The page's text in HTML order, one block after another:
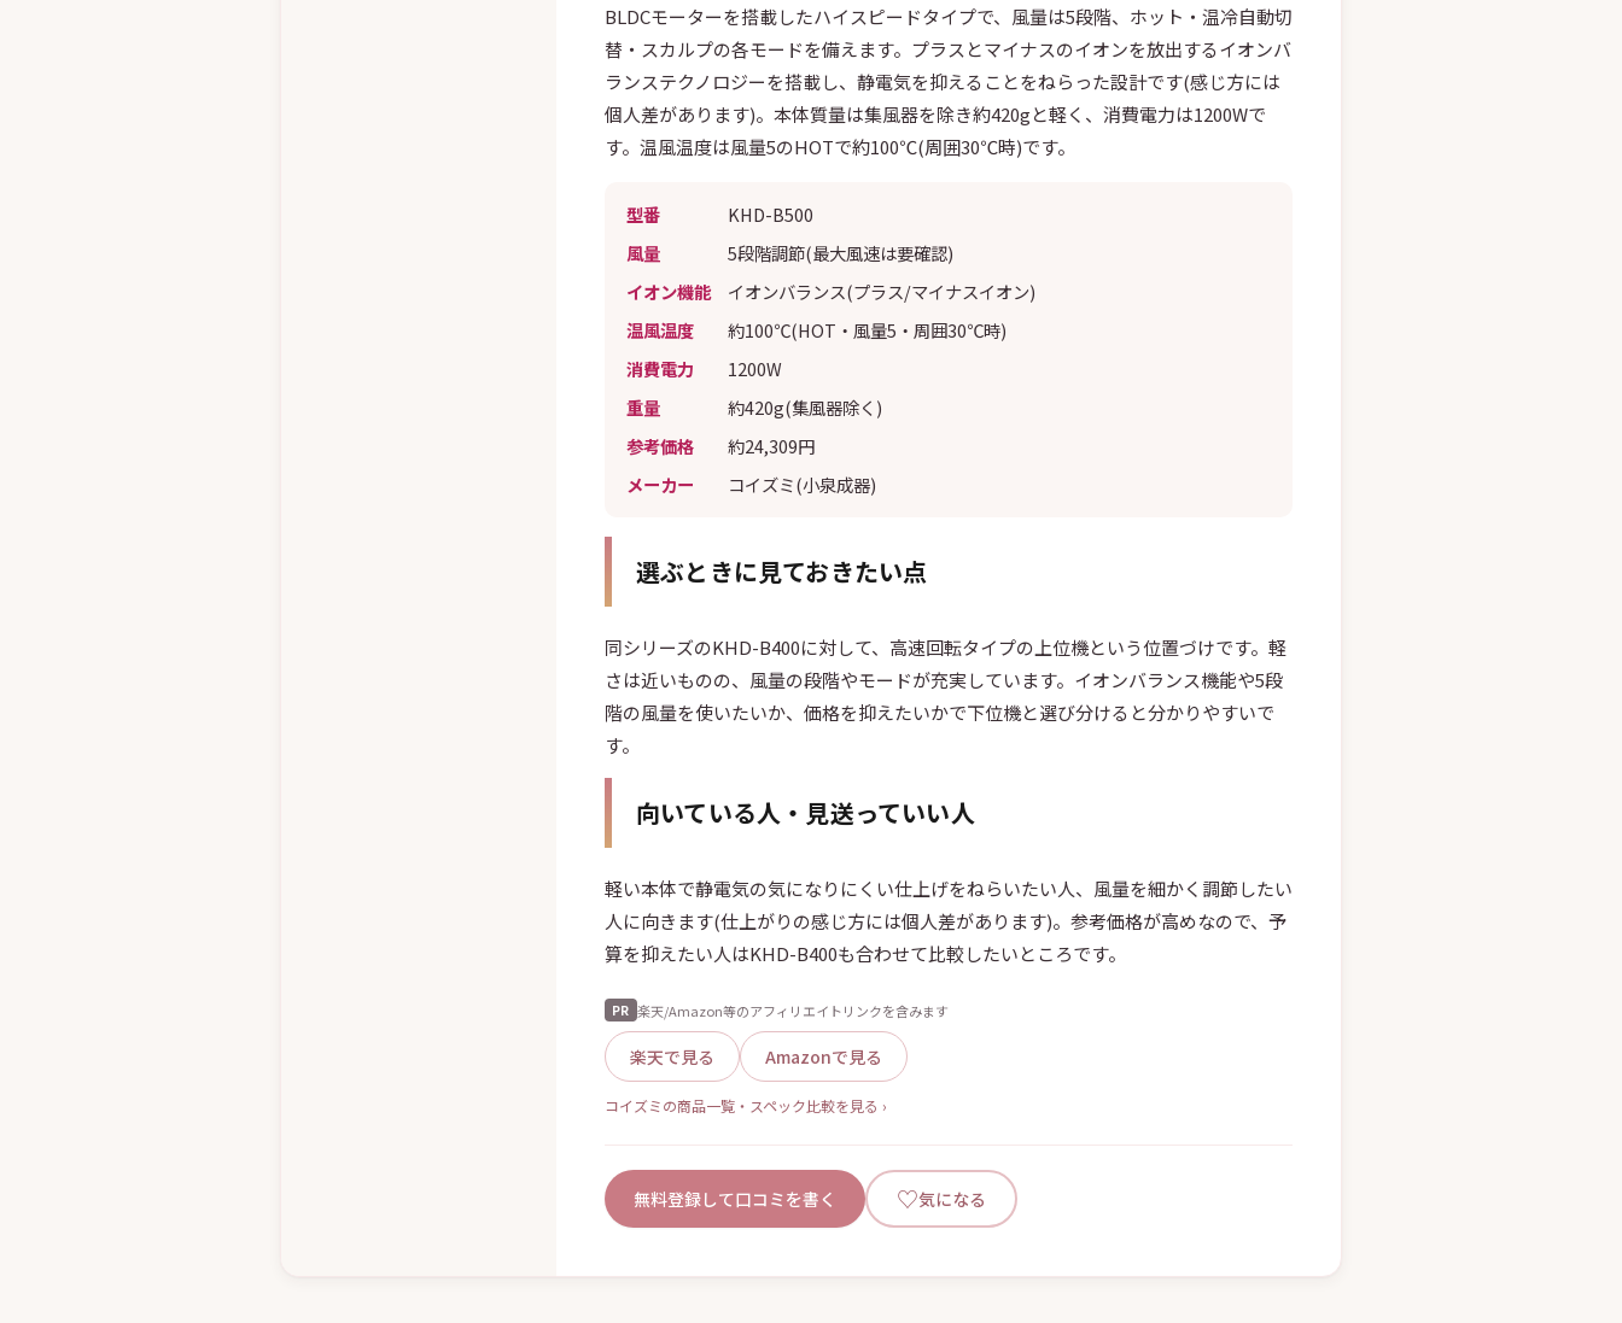
BLDCモーターを搭載したハイスピードタイプで、風量は5段階、ホット・温冷自動切
替・スカルプの各モードを備えます。プラスとマイナスのイオンを放出するイオンバ
ランステクノロジーを搭載し、静電気を抑えることをねらった設計です(感じ方には
個人差があります)。本体質量は集風器を除き約420gと軽く、消費電力は1200Wで
す。温風温度は風量5のHOTで約100℃(周囲30℃時)です。
型番
KHD-B500
風量
5段階調節(最大風速は要確認)
イオン機能
イオンバランス(プラス/マイナスイオン)
温風温度
約100℃(HOT・風量5・周囲30℃時)
消費電力
1200W
重量
約420g(集風器除く)
参考価格
約24,309円
メーカー
コイズミ(小泉成器)
選ぶときに見ておきたい点
同シリーズのKHD-B400に対して、高速回転タイプの上位機という位置づけです。軽
さは近いものの、風量の段階やモードが充実しています。イオンバランス機能や5段
階の風量を使いたいか、価格を抑えたいかで下位機と選び分けると分かりやすいで
す。
向いている人・見送っていい人
軽い本体で静電気の気になりにくい仕上げをねらいたい人、風量を細かく調節したい
人に向きます(仕上がりの感じ方には個人差があります)。参考価格が高めなので、予
算を抑えたい人はKHD-B400も合わせて比較したいところです。
PR 楽天/Amazon等のアフィリエイトリンクを含みます
楽天で見る Amazonで見る
コイズミの商品一覧・スペック比較を見る ›
無料登録して口コミを書く ♡気になる